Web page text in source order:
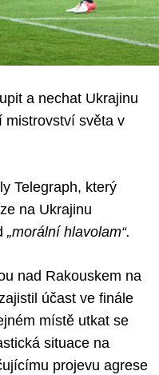
a nechat Ukrajinu
mistrovství světa v
Telegraph, který
na Ukrajinu
„morální hlavolam“.
nad Rakouskem na
účast ve finále
místě utkat se
situace na
projevu agrese